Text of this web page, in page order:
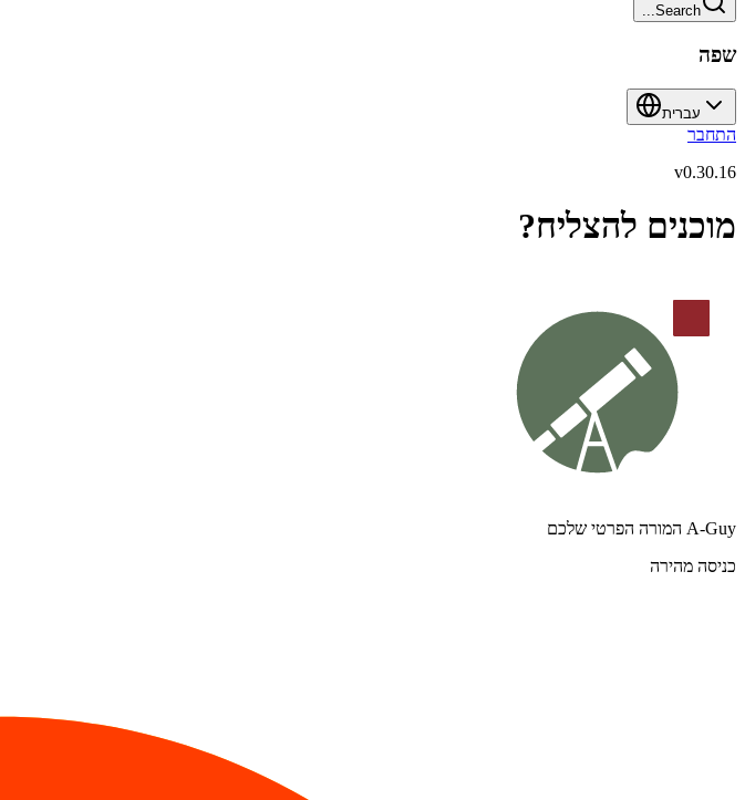
Search...
שפה
עברית
התחבר
v0.30.16
מוכנים להצליח?
A-Guy המורה הפרטי שלכם
כניסה מהירה